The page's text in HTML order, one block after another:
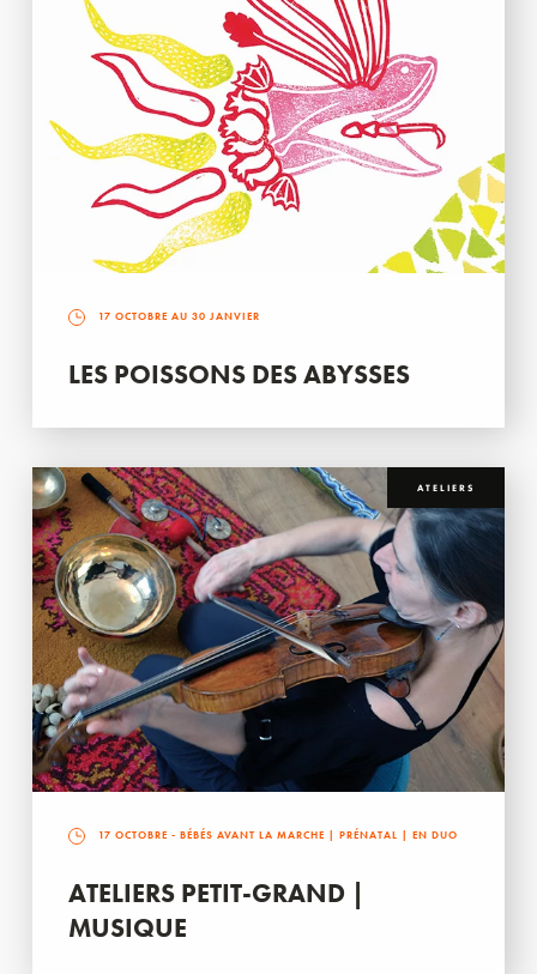
17 OCTOBRE AU 30 JANVIER
LES POISSONS DES ABYSSES
ATELIERS
17 OCTOBRE - BÉBÉS AVANT LA MARCHE | PRÉNATAL | EN DUO
ATELIERS PETIT-GRAND |
MUSIQUE